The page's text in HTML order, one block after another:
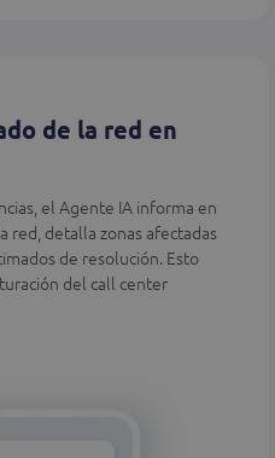
de la red en
el Agente IA informa en
red, detalla zonas afectadas
de resolución. Esto
del call center